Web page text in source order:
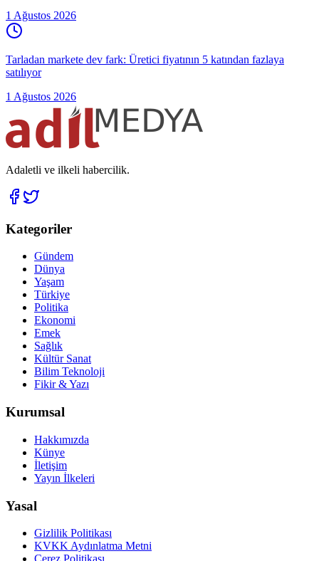
1 Ağustos 2026
Tarladan markete dev fark: Üretici fiyatının 5 katından fazlaya
satılıyor
1 Ağustos 2026
Adaletli ve ilkeli habercilik.
Kategoriler
Gündem
Dünya
Yaşam
Türkiye
Politika
Ekonomi
Emek
Sağlık
Kültür Sanat
Bilim Teknoloji
Fikir & Yazı
Kurumsal
Hakkımızda
Künye
İletişim
Yayın İlkeleri
Yasal
Gizlilik Politikası
KVKK Aydınlatma Metni